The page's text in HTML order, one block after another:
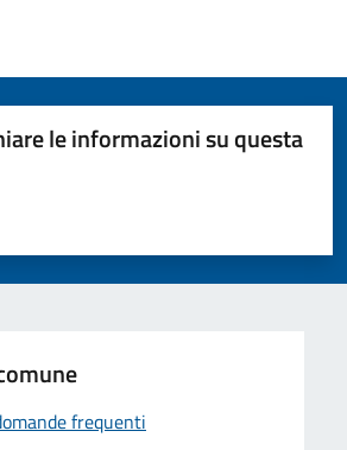
le informazioni su questa
5 stelle su 5
stelle su 5
su 5
5
frequenti